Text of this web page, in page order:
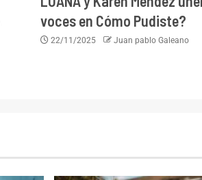
voces en Cómo Pudiste?
22/11/2025 Juan pablo Galeano